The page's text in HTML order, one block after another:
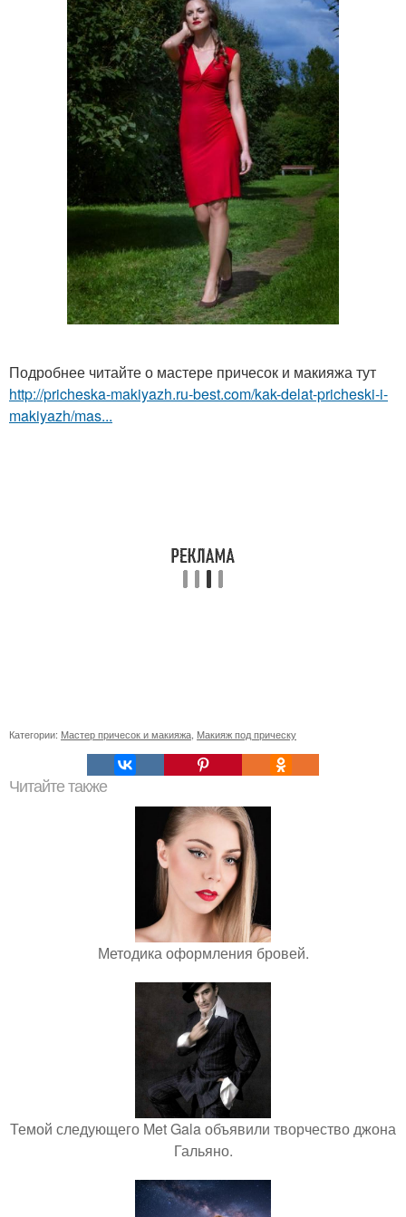
Подробнее читайте о мастере причесок и макияжа тут
http://pricheska-makiyazh.ru-best.com/kak-delat-pricheski-i-
makiyazh/mas...
Категории: Мастер причесок и макияжа Макияж под прическу
Читайте также
Методика оформления бровей.
Темой следующего Met Gala объявили творчество джона
Гальяно.